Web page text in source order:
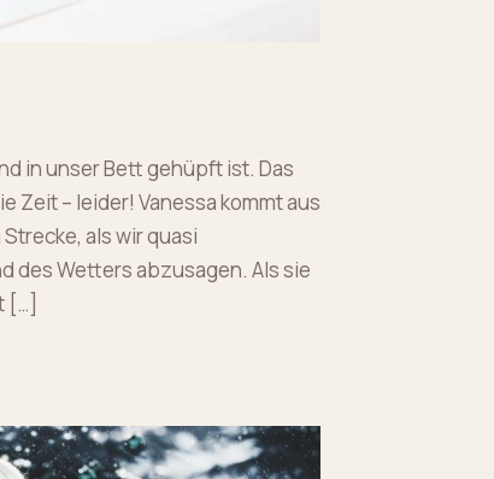
in unser Bett gehüpft ist. Das
Zeit – leider! Vanessa kommt aus
als wir quasi
des Wetters abzusagen. Als sie
[…]